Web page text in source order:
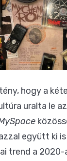
hogy a
uralta le
együtt ki
trend a 2020-